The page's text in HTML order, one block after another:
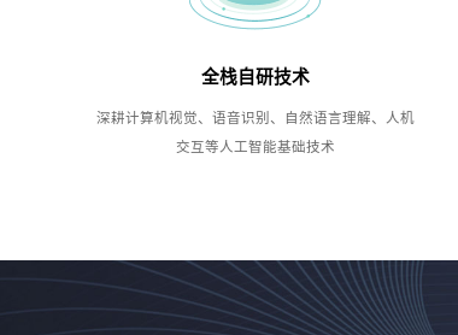
全栈自研技术
深耕计算机视觉、语音识别、自然语言理解、人机
交互等人工智能基础技术